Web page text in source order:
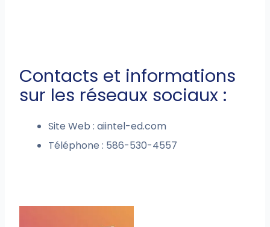
Contacts et informations
sur les réseaux sociaux :
Site Web : aiintel-ed.com
Téléphone : 586-530-4557